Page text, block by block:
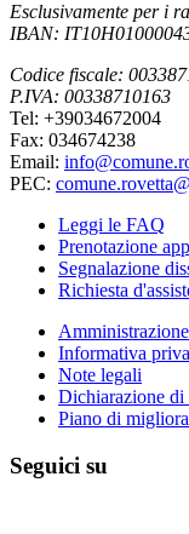
Esclusivamente per i
IBAN:
Codice fiscale:
P.IVA: 00338710163
Tel: +39034672004
Fax: 034674238
Email:
PEC:
Leggi le FAQ
Prenotazione
Segnalazione
Richiesta
Informativa
Note legali
Dichiarazione di
Piano di
Seguici su